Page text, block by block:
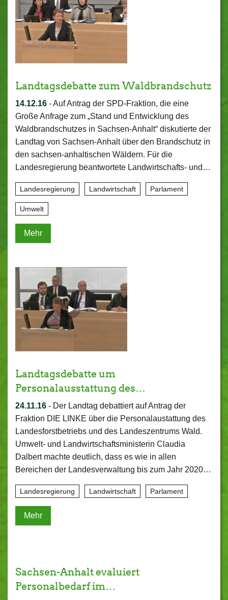
Landtagsdebatte zum Waldbrandschutz
14.12.16 -Auf Antrag der SPD-Fraktion, die eine
Große Anfrage zum „Stand und Entwicklung des
Waldbrandschutzes in Sachsen-Anhalt“ diskutierte der
Landtag von Sachsen-Anhalt über den Brandschutz in
den sachsen-anhaltischen Wäldern. Für die
Landesregierung beantwortete Landwirtschafts- und…
Landesregierung Landwirtschaft Parlament
Umwelt
Mehr
Landtagsdebatte um
Personalausstattung des…
24.11.16 - Der Landtag debattiert auf Antrag der
Fraktion DIE LINKE über die Personalaustattung des
Landesforstbetriebs und des Landeszentrums Wald.
Umwelt- und Landwirtschaftsministerin Claudia
Dalbert machte deutlich, dass es wie in allen
Bereichen der Landesverwaltung bis zum Jahr 2020…
Landesregierung Landwirtschaft Parlament
Mehr
Sachsen-Anhalt evaluiert
Personalbedarf im…